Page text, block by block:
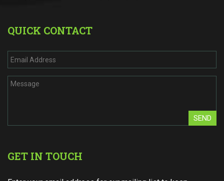
QUICK CONTACT
SEND
GET IN TOUCH